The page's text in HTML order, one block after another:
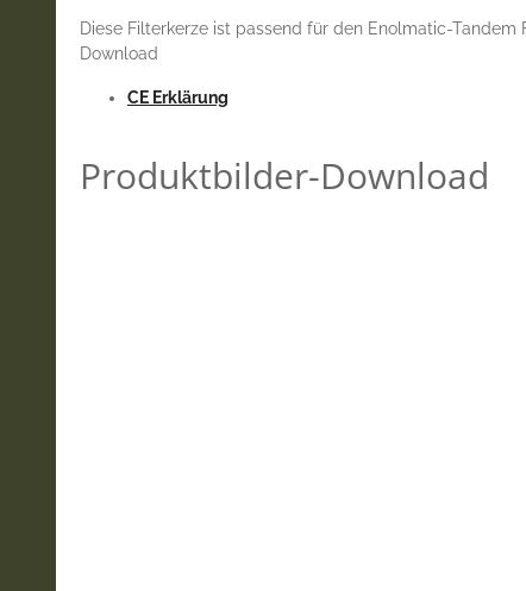
Diese Filterkerze ist passend für den Enolmatic-
Download
CE Erklärung
Produktbilder-Download